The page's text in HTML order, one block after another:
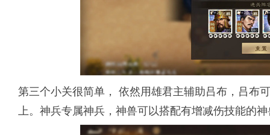
第三个小关很简单， 依然用雄君主辅助吕布，吕布
上。神兵专属神兵，神兽可以搭配有增减伤技能的